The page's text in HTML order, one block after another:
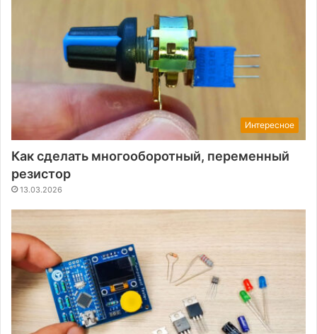
Интересное
Как сделать многооборотный, переменный
резистор
13.03.2026